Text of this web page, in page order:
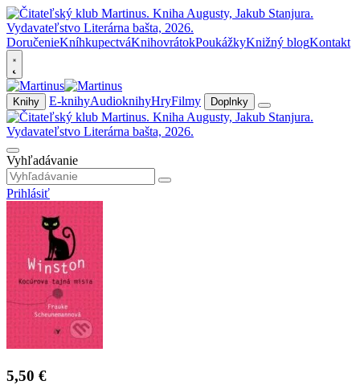
DoručenieKníhkupectváKnihovrátokPoukážkyKnižný blogKontakt
Knihy E-knihyAudioknihyHryFilmy Doplnky
Vyhľadávanie
Prihlásiť
5,50 €